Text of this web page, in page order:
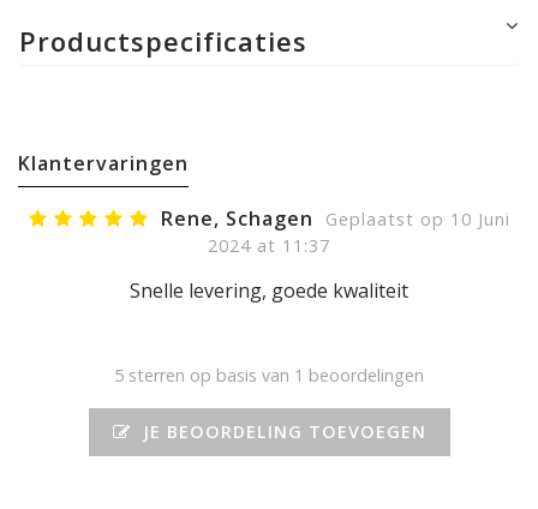
Productspecificaties
Klantervaringen
Rene, Schagen
Geplaatst op 10 Juni
2024 at 11:37
Snelle levering, goede kwaliteit
5 sterren op basis van 1 beoordelingen
JE BEOORDELING TOEVOEGEN